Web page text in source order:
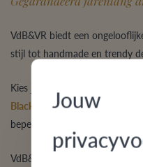
VdB&VR biedt een
stijl tot handmade en trendy
Kies je voor
Black Steel,titaniumof
beperkt budget of zoek je een
VdB&VR garandeert altijd een
Jouw